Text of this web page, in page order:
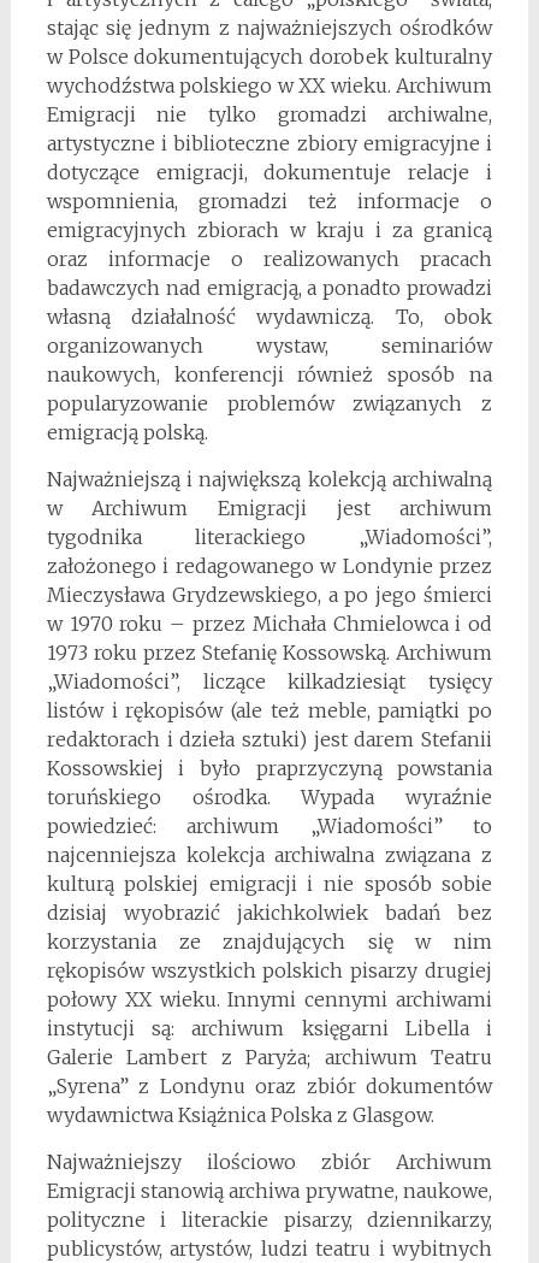
stając się jednym z najważniejszych ośrodków
w Polsce dokumentujących dorobek kulturalny
wychodźstwa polskiego w XX wieku. Archiwum
Emigracji nie tylko gromadzi archiwalne,
artystyczne i biblioteczne zbiory emigracyjne i
dotyczące emigracji, dokumentuje relacje i
wspomnienia, gromadzi też informacje o
emigracyjnych zbiorach w kraju i za granicą
oraz informacje o realizowanych pracach
badawczych nad emigracją, a ponadto prowadzi
własną działalność wydawniczą. To, obok
organizowanych wystaw, seminariów
naukowych, konferencji również sposób na
popularyzowanie proble­mów związanych z
emigracją polską.
Najważniejszą i największą kolekcją archiwalną
w Archiwum Emigracji jest archiwum
tygodnika literackiego „Wiadomości”,
założonego i redagowanego w Londynie przez
Mieczysława Grydzewskiego, a po jego śmierci
w 1970 roku – przez Michała Chmielowca i od
1973 roku przez Stefanię Kossowską. Archiwum
„Wiadomości”, liczące kilkadziesiąt tysięcy
listów i rękopisów (ale też meble, pamiątki po
redaktorach i dzieła sztuki) jest darem Stefanii
Kossowskiej i było praprzyczyną powstania
toruńskiego ośrodka. Wypada wyraźnie
powiedzieć: archiwum „Wiadomości” to
najcenniejsza kolekcja archiwalna związana z
kulturą polskiej emigracji i nie sposób sobie
dzisiaj wyobrazić jakichkolwiek badań bez
korzystania ze znajdujących się w nim
rękopisów wszystkich polskich pisarzy drugiej
połowy XX wieku. Innymi cennymi archiwami
instytucji są: archiwum księgarni Libella i
Galerie Lambert z Paryża; archiwum Teatru
„Syrena” z Londynu oraz zbiór dokumentów
wydawnictwa Książnica Polska z Glasgow.
Najważniejszy ilościowo zbiór Archiwum
Emigracji stanowią archiwa prywatne, naukowe,
polityczne i literackie pisarzy, dziennikarzy,
publicys­tów, artystów, ludzi teatru i wybitnych